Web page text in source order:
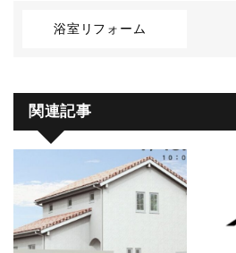
浴室リフォーム
関連記事